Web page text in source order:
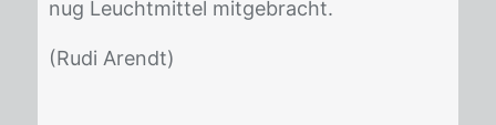
nug Leucht­mit­tel mit­ge­bracht.
(Rudi Arendt)